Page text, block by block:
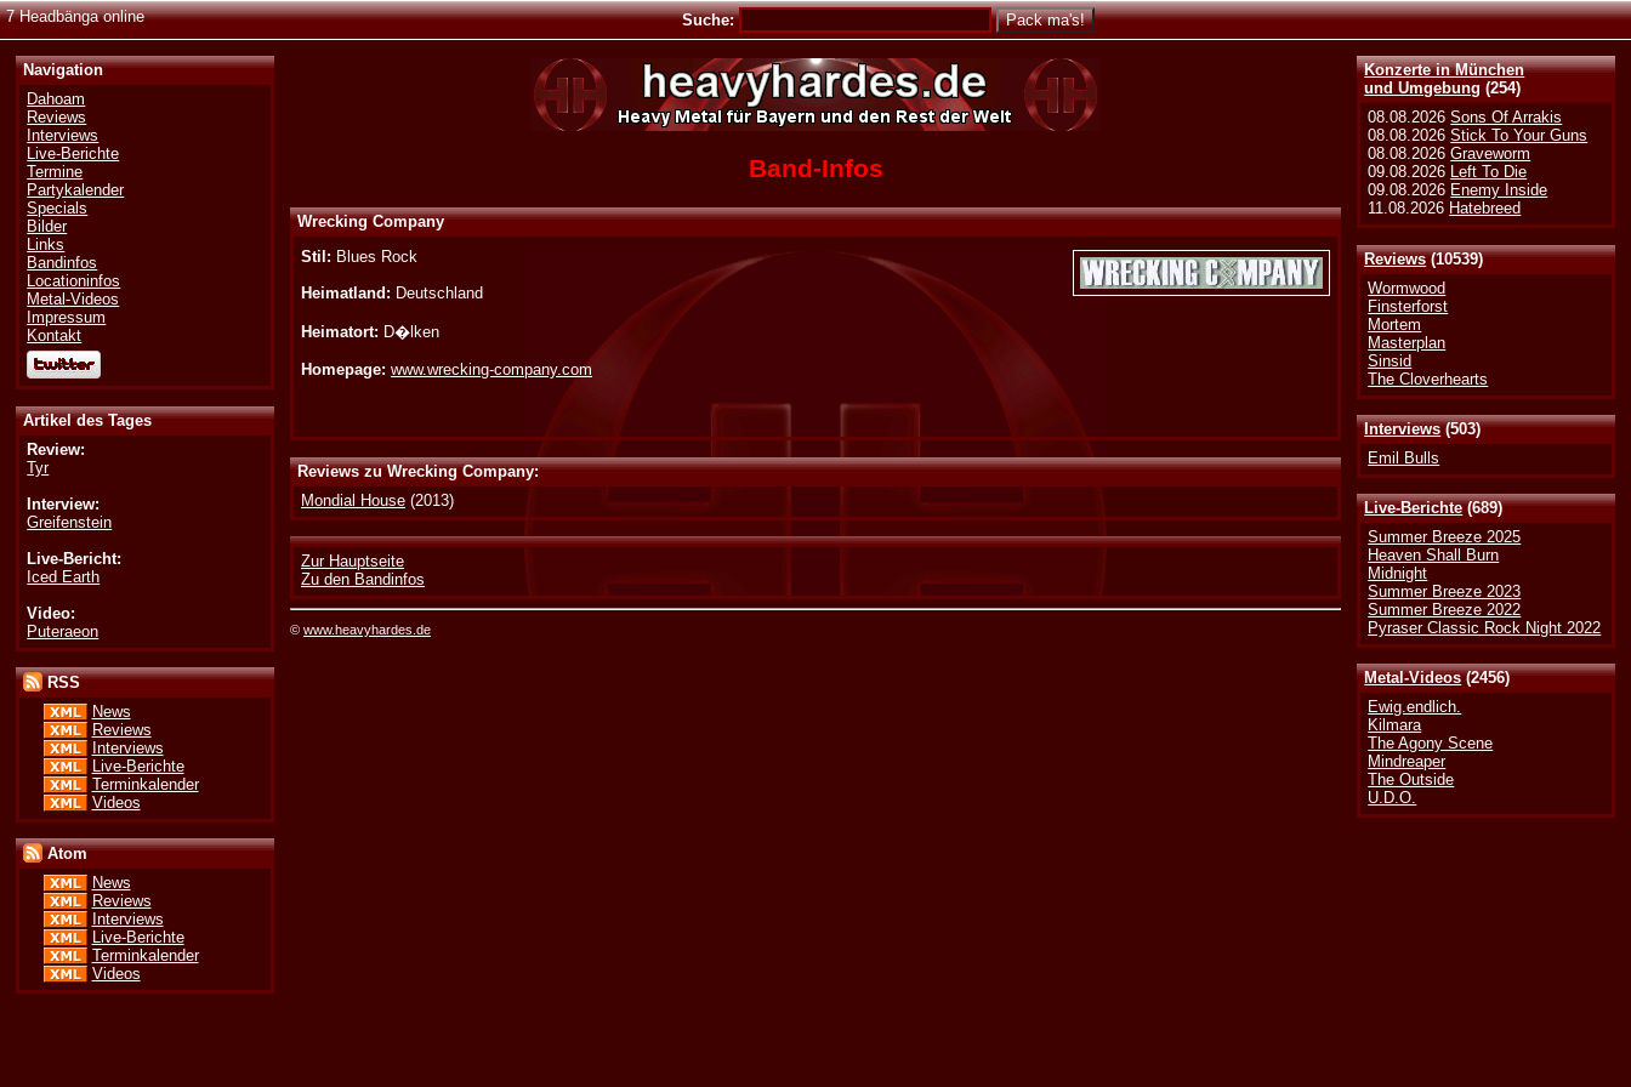
7 Headbänga online Suche:
Konzerte in München
und Umgebung (254)
08.08.2026Sons Of Arrakis
08.08.2026Stick To Your Guns
08.08.2026Graveworm
09.08.2026 Left To Die
09.08.2026 Enemy Inside
11.08.2026 Hatebreed
Reviews(10539)
Wormwood
Finsterforst
Mortem
Masterplan
Sinsid
The Cloverhearts
Interviews(503)
Emil Bulls
Live-Berichte(689)
Summer Breeze 2025
Heaven Shall Burn
Midnight
Summer Breeze 2023
Summer Breeze 2022
Pyraser Classic Rock Night 2022
Metal-Videos(2456)
Ewig.endlich.
Kilmara
The Agony Scene
Mindreaper
The Outside
U.D.O.
Navigation
Dahoam
Reviews
Interviews
Live-Berichte
Termine
Partykalender
Specials
Bilder
Links
Bandinfos
Locationinfos
Metal-Videos
Impressum
Kontakt
Artikel des Tages
Review:
Tyr
Interview:
Greifenstein
Live-Bericht:
Iced Earth
Video:
Puteraeon
RSS
News
Reviews
Interviews
Live-Berichte
Terminkalender
Videos
Atom
News
Reviews
Interviews
Live-Berichte
Terminkalender
Videos
Band-Infos
Wrecking Company
Stil: Blues Rock
Heimatland: Deutschland
Heimatort: D�lken
Homepage: www.wrecking-company.com
Reviews zu Wrecking Company:
Mondial House (2013)
Zur Hauptseite
Zu den Bandinfos
©www.heavyhardes.de